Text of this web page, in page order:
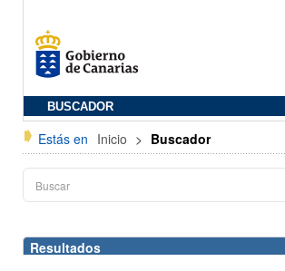
BUSCADOR
Estás en Inicio > Buscador
Resultados